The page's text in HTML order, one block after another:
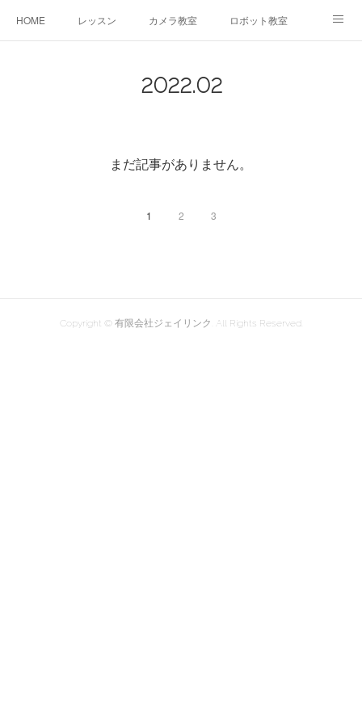
HOME レッスン カメラ教室 ロボット教室
2022.02
まだ記事がありません。
1 2 3
Copyright © 有限会社ジェイリンク. All Rights Reserved.